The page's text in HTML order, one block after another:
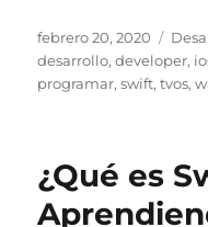
Publicado
el
febrero 20, 2020
desarrollo,developer,
programar,swift,tvos,
¿Qué es